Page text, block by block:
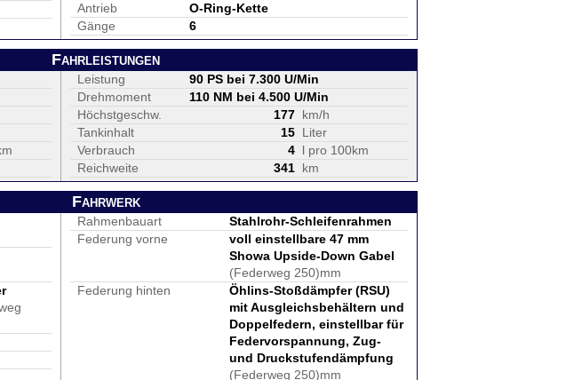
Antrieb
O-Ring-Kette
Gänge
6
Fahrleistungen
Leistung
90 PS bei 7.300 U/Min
Drehmoment
110 NM bei 4.500 U/Min
Höchstgeschw.
177 km/h
Tankinhalt
15 Liter
Verbrauch
4 l pro 100km
Reichweite
341 km
Fahrwerk
Rahmenbauart
Stahlrohr-Schleifenrahmen
Federung vorne
voll einstellbare 47 mm
Showa Upside-Down Gabel
(Federweg 250)mm
Federung hinten
Öhlins-Stoßdämpfer (RSU)
mit Ausgleichsbehältern und
Doppelfedern, einstellbar für
Federvorspannung, Zug-
und Druckstufendämpfung
(Federweg 250)mm